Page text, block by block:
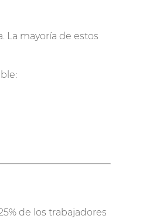
La mayoría de estos
de los trabajadores